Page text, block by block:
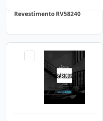
Revestimento RV58240